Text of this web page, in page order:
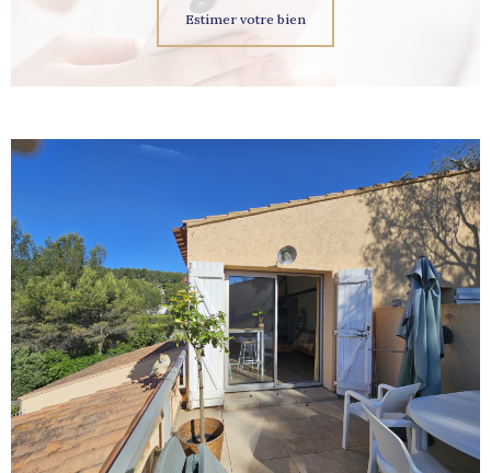
Estimer votre bien
voir le
bien